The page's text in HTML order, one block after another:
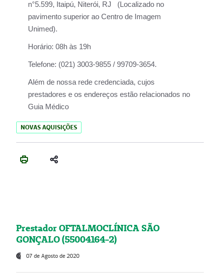
n°5.599, Itaipú, Niterói, RJ (Localizado no
pavimento superior ao Centro de Imagem
Unimed).
Horário: 08h às 19h
Telefone: (021) 3003-9855 / 99709-3654.
Além de nossa rede credenciada, cujos
prestadores e os endereços estão relacionados no
Guia Médico
NOVAS AQUISIÇÕES
Prestador OFTALMOCLÍNICA SÃO
GONÇALO (55004164-2)
07 de Agosto de 2020